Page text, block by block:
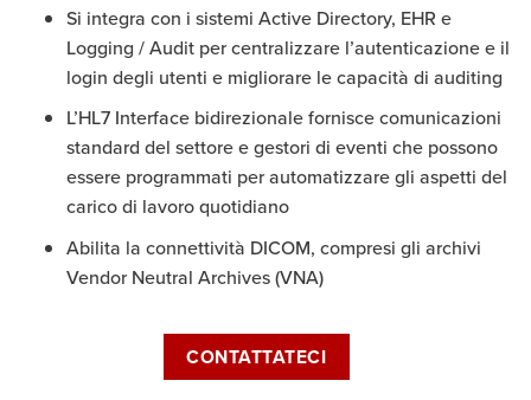
Si integra con i sistemi Active Directory, EHR e
Logging / Audit per centralizzare l’autenticazione e il
login degli utenti e migliorare le capacità di auditing
L’HL7 Interface bidirezionale fornisce comunicazioni
standard del settore e gestori di eventi che possono
essere programmati per automatizzare gli aspetti del
carico di lavoro quotidiano
Abilita la connettività DICOM, compresi gli archivi
Vendor Neutral Archives (VNA)
CONTATTATECI